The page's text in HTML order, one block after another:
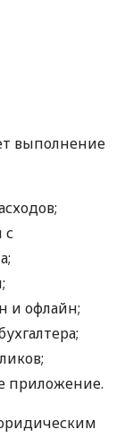
выполнение
с
и офлайн;
приложение.